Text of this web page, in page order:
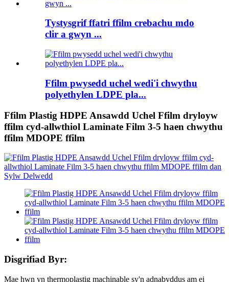
Tystysgrif ffatri ffilm crebachu mdo
clir a gwyn ...
Ffilm pwysedd uchel wedi'i chwythu
polyethylen LDPE pla...
Ffilm Plastig HDPE Ansawdd Uchel Ffilm dryloyw
ffilm cyd-allwthiol Laminate Film 3-5 haen chwythu
ffilm MDOPE ffilm
Disgrifiad Byr:
Mae hwn yn thermoplastig machinable sy'n adnabyddus am ei